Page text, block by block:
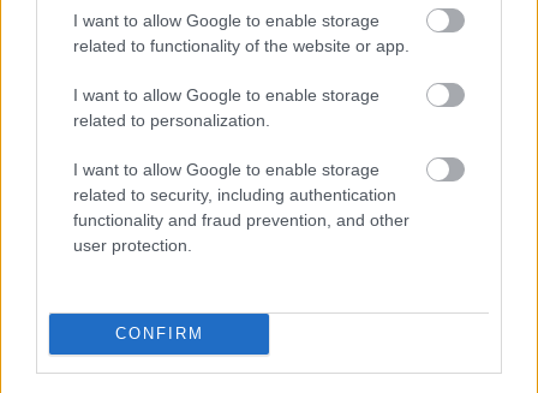
I want to allow Google to enable storage
related to functionality of the website or app.
I want to allow Google to enable storage
related to personalization.
I want to allow Google to enable storage
related to security, including authentication
functionality and fraud prevention, and other
user protection.
CONFIRM
LEGKRITIKUSABB AZ ENERGIAELLÁTÁS
SZEMPONTJÁBÓL, DE AZ UTOLSÓ PAKSI TURBINA
A Védelmi Munkacsoport szerint egyelőre stabil az ország
villamosenergia-rendszere, de továbbra is takarékosságra kérik